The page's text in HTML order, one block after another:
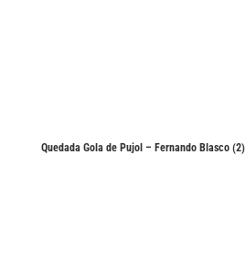
Quedada Gola de Pujol – Fernando Blasco (2)